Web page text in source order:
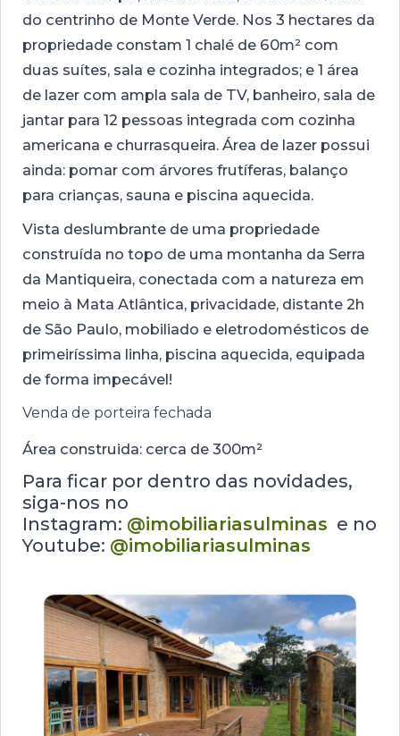
do centrinho de Monte Verde. Nos 3 hectares da
propriedade constam 1 chalé de 60m² com
duas suítes, sala e cozinha integrados; e 1 área
de lazer com ampla sala de TV, banheiro, sala de
jantar para 12 pessoas integrada com cozinha
americana e churrasqueira. Área de lazer possui
ainda: pomar com árvores frutíferas, balanço
para crianças, sauna e piscina aquecida.
Vista deslumbrante de uma propriedade
construída no topo de uma montanha da Serra
da Mantiqueira, conectada com a natureza em
meio à Mata Atlântica, privacidade, distante 2h
de São Paulo, mobiliado e eletrodomésticos de
primeiríssima linha, piscina aquecida, equipada
de forma impecável!
Venda de porteira fechada
Área construida: cerca de 300m²
Para ficar por dentro das novidades,
siga-nos no
Instagram: @imobiliariasulminas e no
Youtube: @imobiliariasulminas